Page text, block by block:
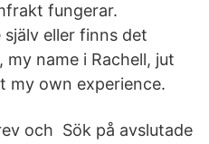
fungerar.
själv eller finns det
name i Rachell, jut
my own experience.
och Sök på avslutade